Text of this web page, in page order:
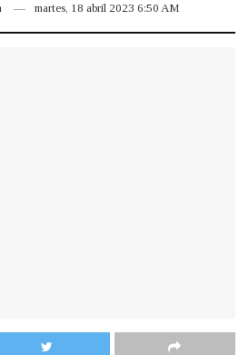
martes, 18 abril 2023 6:50 AM